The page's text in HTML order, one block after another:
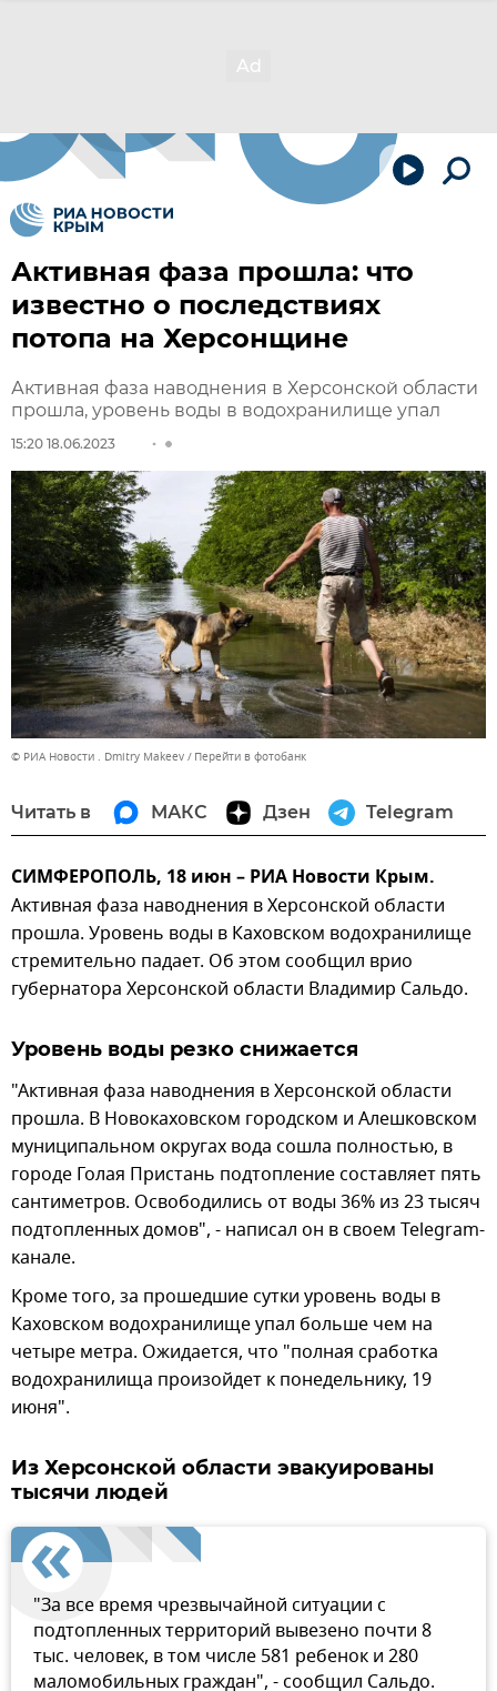
Активная фаза прошла: что
известно о последствиях
потопа на Херсонщине
Активная фаза наводнения в Херсонской области
прошла, уровень воды в водохранилище упал
15:20 18.06.2023
© РИА Новости . Dmitry Makeev Перейти в фотобанк
Читать в МАКС Дзен Telegram
СИМФЕРОПОЛЬ, 18 июн – РИА Новости Крым.
Активная фаза наводнения в Херсонской области
прошла. Уровень воды в Каховском водохранилище
стремительно падает. Об этом сообщил врио
губернатора Херсонской области Владимир Сальдо.
Уровень воды резко снижается
"Активная фаза наводнения в Херсонской области
прошла. В Новокаховском городском и Алешковском
муниципальном округах вода сошла полностью, в
городе Голая Пристань подтопление составляет пять
сантиметров. Освободились от воды 36% из 23 тысяч
подтопленных домов", - написал он в своем Telegram-
канале.
Кроме того, за прошедшие сутки уровень воды в
Каховском водохранилище упал больше чем на
четыре метра. Ожидается, что "полная сработка
водохранилища произойдет к понедельнику, 19
июня".
Из Херсонской области эвакуированы
тысячи людей
"За все время чрезвычайной ситуации с
подтопленных территорий вывезено почти 8
тыс. человек, в том числе 581 ребенок и 280
маломобильных граждан", - сообщил Сальдо.